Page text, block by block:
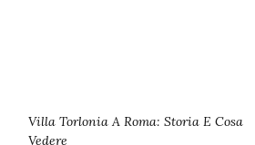
Villa Torlonia A Roma: Storia E Cosa
Vedere